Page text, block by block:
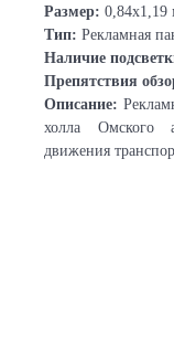
Размер: 0,84х1,19
Тип: Рекламная
Наличие
Препятствия
Описание:
холла Омского
движения